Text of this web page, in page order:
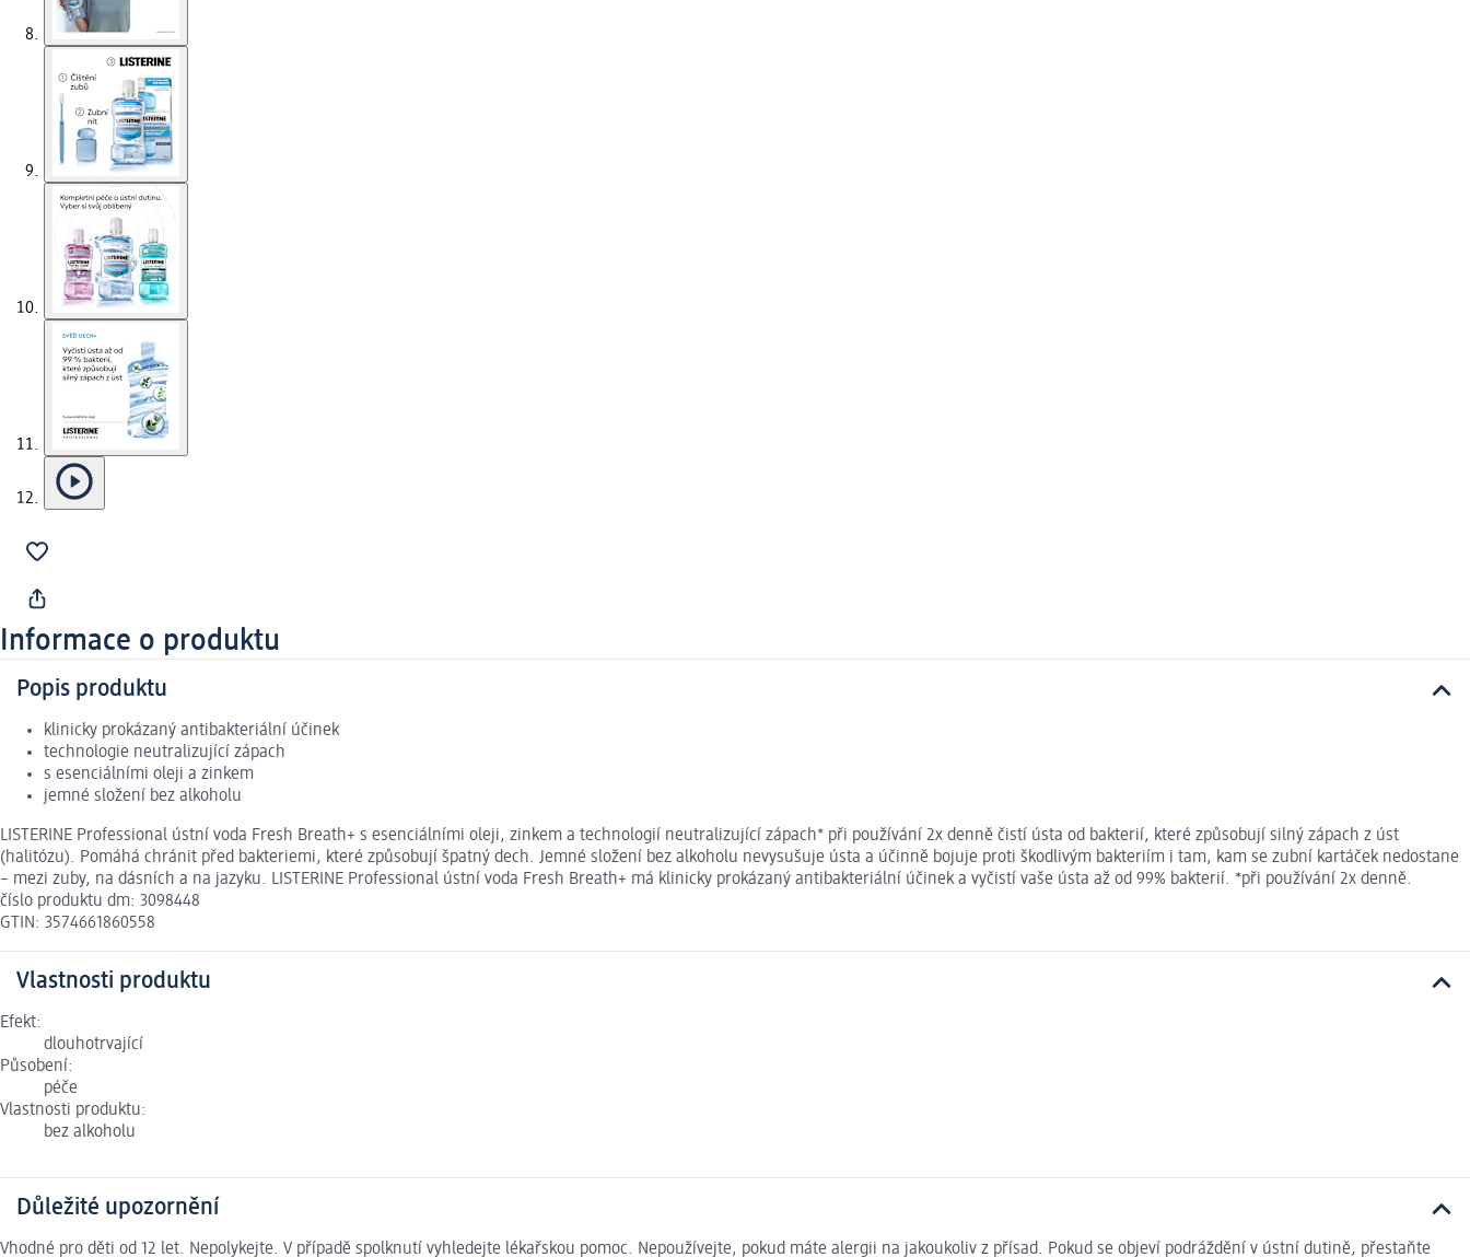
Informace o produktu
Popis produktu
klinicky prokázaný antibakteriální účinek
technologie neutralizující zápach
s esenciálními oleji a zinkem
jemné složení bez alkoholu
LISTERINE Professional ústní voda Fresh Breath+ s esenciálními oleji, zinkem a technologií neutralizující zápach* při používání 2x denně čistí ústa od bakterií, které způsobují silný zápach z úst
(halitózu). Pomáhá chránit před bakteriemi, které způsobují špatný dech. Jemné složení bez alkoholu nevysušuje ústa a účinně bojuje proti škodlivým bakteriím i tam, kam se zubní kartáček nedostane
– mezi zuby, na dásních a na jazyku. LISTERINE Professional ústní voda Fresh Breath+ má klinicky prokázaný antibakteriální účinek a vyčistí vaše ústa až od 99% bakterií. *při používání 2x denně.
číslo produktu dm: 3098448
GTIN: 3574661860558
Vlastnosti produktu
Efekt:
dlouhotrvající
Působení:
péče
Vlastnosti produktu:
bez alkoholu
Důležité upozornění
Vhodné pro děti od 12 let. Nepolykejte. V případě spolknutí vyhledejte lékařskou pomoc. Nepoužívejte, pokud máte alergii na jakoukoliv z přísad. Pokud se objeví podráždění v ústní dutině, přestaňte